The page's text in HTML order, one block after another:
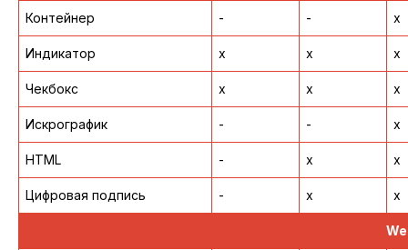
Контейнер - - x
Индикатор x x x
Чекбокс x x x
Искрографик - - x
HTML - x x
Цифровая подпись - x x